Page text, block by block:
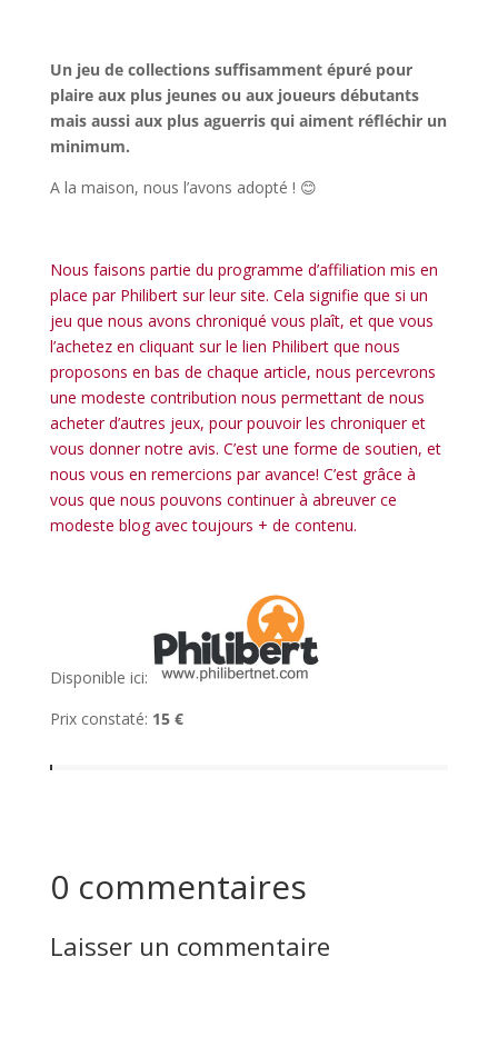
Un jeu de collections suffisamment épuré pour
plaire aux plus jeunes ou aux joueurs débutants
mais aussi aux plus aguerris qui aiment réfléchir un
minimum.
A la maison, nous l’avons adopté ! 😊
Nous faisons partie du programme d’affiliation mis en
place par Philibert sur leur site. Cela signifie que si un
jeu que nous avons chroniqué vous plaît, et que vous
l’achetez en cliquant sur le lien Philibert que nous
proposons en bas de chaque article, nous percevrons
une modeste contribution nous permettant de nous
acheter d’autres jeux, pour pouvoir les chroniquer et
vous donner notre avis. C’est une forme de soutien, et
nous vous en remercions par avance! C’est grâce à
vous que nous pouvons continuer à abreuver ce
modeste blog avec toujours + de contenu.
Disponible ici:
Prix constaté: 15 €
0 commentaires
Laisser un commentaire